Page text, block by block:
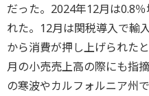
だった。2024年12月は0.8
れた。12月は関税導入で輸
から消費が押し上げられた
月の小売売上高の際にも指
の寒波やカルフォルニア州